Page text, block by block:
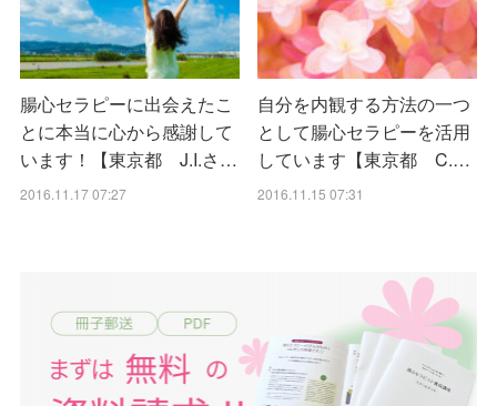
腸心セラピーに出会えたこ
とに本当に心から感謝して
います！【東京都 J.I.さ…
2016.11.17 07:27
自分を内観する方法の一つ
として腸心セラピーを活用
しています【東京都 C.…
2016.11.15 07:31